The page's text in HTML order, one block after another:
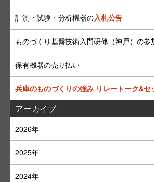
計測・試験・分析機器の入札公告
ものづくり基盤技術入門研修（神戸）の参
保有機器の売り払い
兵庫のものづくりの強み リレートーク&セ
アーカイブ
2026年
2025年
2024年